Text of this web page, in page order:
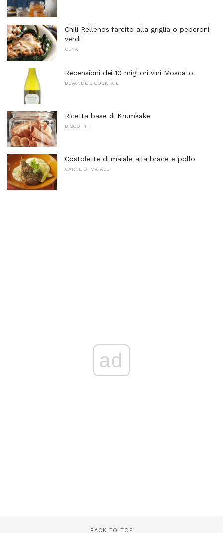
Chili Rellenos farcito alla griglia o peperoni
verdi
CENA
Recensioni dei 10 migliori vini Moscato
BEVANDE E COCKTAIL
Ricetta base di Krumkake
BISCOTTI
Costolette di maiale alla brace e pollo
CARNE DI MAIALE
ad
BACK TO TOP